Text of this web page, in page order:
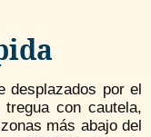
desplazados por el
con cautela,
más abajo del